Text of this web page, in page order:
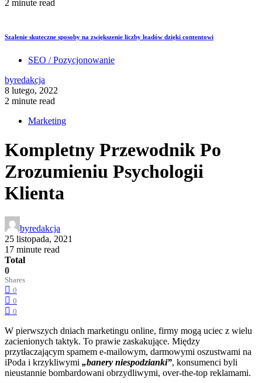
2 minute read
Szalenie skuteczne sposoby na zwiększenie liczby leadów dzięki contentowi
SEO / Pozycjonowanie
byredakcja
8 lutego, 2022
2 minute read
Marketing
Kompletny Przewodnik Po
Zrozumieniu Psychologii
Klienta
byredakcja
25 listopada, 2021
17 minute read
Total
0
Shares
0
0
0
W pierwszych dniach marketingu online, firmy mogą uciec z wielu
zacienionych taktyk. To prawie zaskakujące. Między
przytłaczającym spamem e-mailowym, darmowymi oszustwami na
iPoda i krzykliwymi „banery niespodzianki”, konsumenci byli
nieustannie bombardowani obrzydliwymi, over-the-top reklamami.